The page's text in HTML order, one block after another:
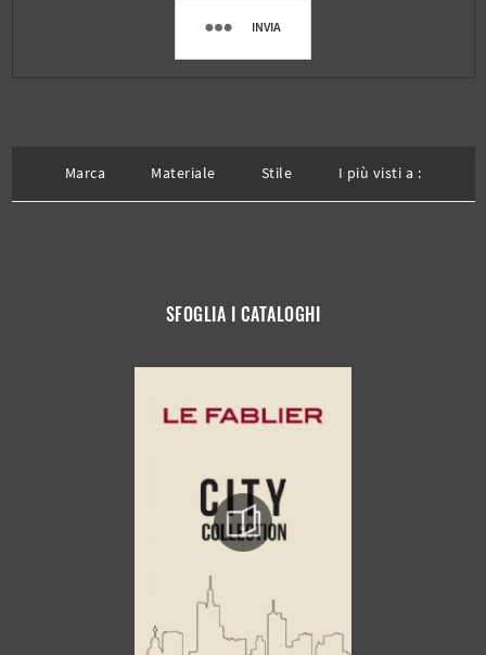
INVIA
Marca Materiale Stile I più visti a :
SFOGLIA I CATALOGHI